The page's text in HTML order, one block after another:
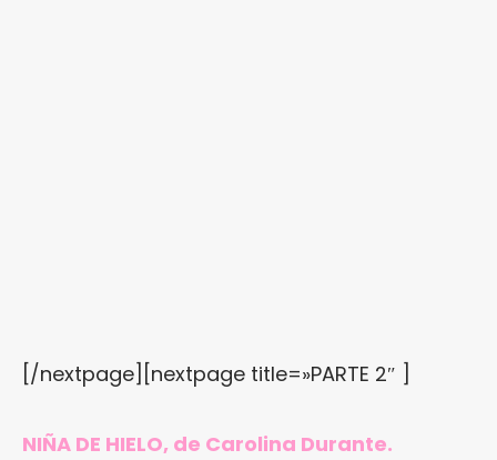
[/nextpage][nextpage title=»PARTE 2″ ]
NIÑA DE HIELO, de Carolina Durante.